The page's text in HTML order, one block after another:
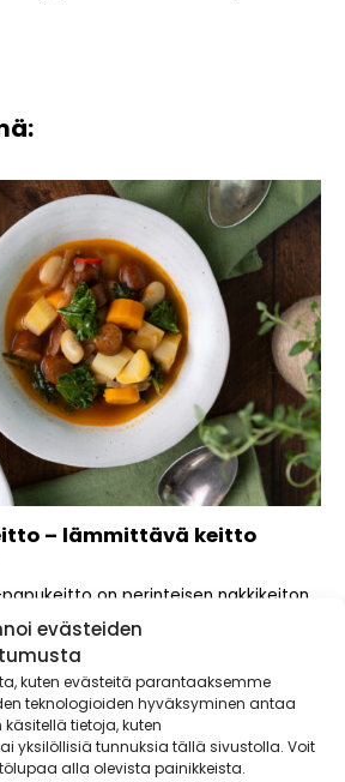
evästeiden
kuten evästeitä parantaaksemme
teknologioiden hyväksyminen antaa
tietoja, kuten
yksilöllisiä tunnuksia tällä sivustolla. Voit
alla olevista painikkeista.
– lämmittävä keitto
on perinteisen nakkikeiton
maistuu koko perheelle ja maksaa